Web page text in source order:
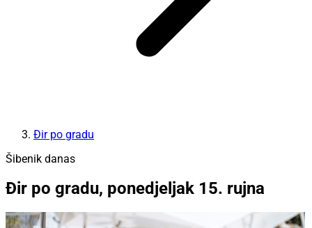
Đir po gradu
Šibenik danas
Đir po gradu, ponedjeljak 15. rujna